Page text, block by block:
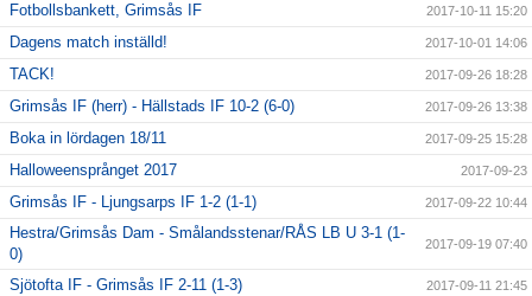
Fotbollsbankett, Grimsås IF 2017-10-11 15:20
Dagens match inställd! 2017-10-01 14:06
TACK! 2017-09-26 18:28
Grimsås IF (herr) - Hällstads IF 10-2 (6-0) 2017-09-26 13:38
Boka in lördagen 18/11 2017-09-25 15:28
Halloweensprånget 2017 2017-09-23
Grimsås IF - Ljungsarps IF 1-2 (1-1) 2017-09-22 10:44
Hestra/Grimsås Dam - Smålandsstenar/RÅS LB U 3-1 (1-
0)
2017-09-19 07:40
Sjötofta IF - Grimsås IF 2-11 (1-3) 2017-09-11 21:45